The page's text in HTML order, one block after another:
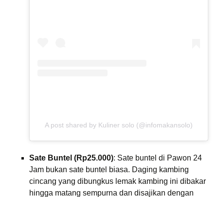
A post shared by Kuliner solo (@infomakansolo)
Sate Buntel (Rp25.000): Sate buntel di Pawon 24
Jam bukan sate buntel biasa. Daging kambing
cincang yang dibungkus lemak kambing ini dibakar
hingga matang sempurna dan disajikan dengan